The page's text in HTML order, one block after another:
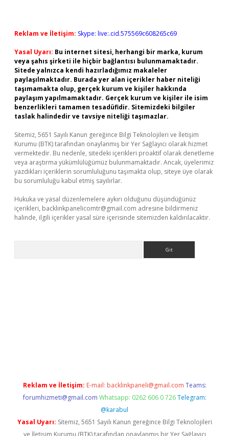
Reklam ve İletişim: Skype: live:.cid.575569c608265c69
Yasal Uyarı: Bu internet sitesi, herhangi bir marka, kurum
veya şahıs şirketi ile hiçbir bağlantısı bulunmamaktadır.
Sitede yalnızca kendi hazırladığımız makaleler
paylaşılmaktadır. Burada yer alan içerikler haber niteliği
taşımamakta olup, gerçek kurum ve kişiler hakkında
paylaşım yapılmamaktadır. Gerçek kurum ve kişiler ile isim
benzerlikleri tamamen tesadüfidir. Sitemizdeki bilgiler
taslak halindedir ve tavsiye niteliği taşımazlar.
Sitemiz, 5651 Sayılı Kanun gereğince Bilgi Teknolojileri ve İletişim
Kurumu (BTK) tarafından onaylanmış bir Yer Sağlayıcı olarak hizmet
vermektedir. Bu nedenle, sitedeki içerikleri proaktif olarak denetleme
veya araştırma yükümlülüğümüz bulunmamaktadır. Ancak, üyelerimiz
yazdıkları içeriklerin sorumluluğunu taşımakta olup, siteye üye olarak
bu sorumluluğu kabul etmiş sayılırlar.
Hukuka ve yasal düzenlemelere aykırı olduğunu düşündüğünüz
içerikleri, backlinkpanelicomtr@gmail.com adresine bildirmeniz
halinde, ilgili içerikler yasal süre içerisinde sitemizden kaldırılacaktır.
Reklam ve İletişim: E-mail: backlinkpaneli@gmail.com Teams:
forumhizmeti@gmail.com Whatsapp: 0262 606 0 726 Telegram:
@karabul
Yasal Uyarı: Sitemiz, 5651 Sayılı Kanun gereğince Bilgi Teknolojileri
ve İletişim Kurumu (BTK) tarafından onaylanmış bir Yer Sağlayıcı